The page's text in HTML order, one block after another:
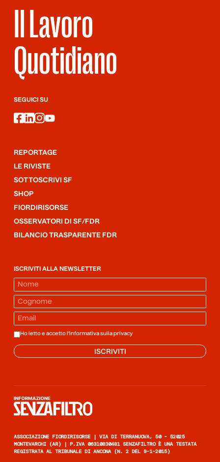
Il Lavoro
Quotidiano
SEGUICI SU
facebook
linkedin
instagram
youtube
REPORTAGE
LE RIVISTE
SOTTOSCRIVI SF
SHOP
FIORDIRISORSE
OSSERVATORI DI SF/FDR
BILANCIO TRASPARENTE FDR
ISCRIVITI ALLA NEWSLETTER
Ho letto e accetto l'informativa sulla privacy
ISCRIVITI
ASSOCIAZIONE FIORDIRISORSE | VIA DI TERRANUOVA, 50 - 52025
MONTEVARCHI (AR) | P.IVA 06310830481 SENZAFILTRO È UNA TESTATA
REGISTRATA AL TRIBUNALE DI ANCONA (N. 2 DEL 9-1-2015)